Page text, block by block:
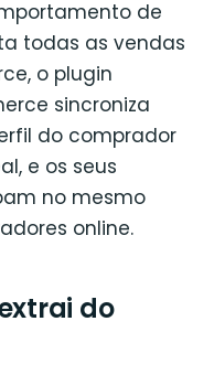
de
todas as vendas
o plugin
sincroniza
do comprador
e os seus
no mesmo
online.
do